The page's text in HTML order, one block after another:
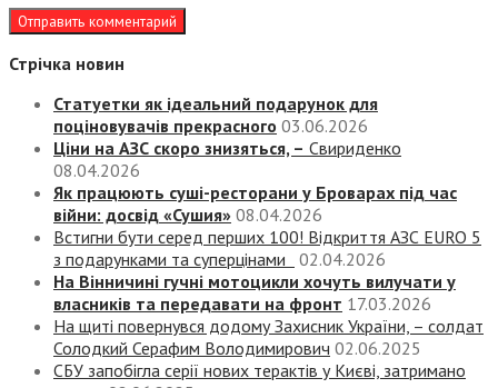
Стрічка новин
Статуетки як ідеальний подарунок для
поціновувачів прекрасного 03.06.2026
Ціни на АЗС скоро знизяться, – Свириденко
08.04.2026
Як працюють суші-ресторани у Броварах під час
війни: досвід «Сушия» 08.04.2026
Встигни бути серед перших 100! Відкриття АЗС EURO 5
з подарунками та суперцінами
02.04.2026
На Вінничині гучні мотоцикли хочуть вилучати у
власників та передавати на фронт 17.03.2026
На щиті повернувся додому Захисник України, – солдат
Солодкий Серафим Володимирович 02.06.2025
СБУ запобігла серії нових терактів у Києві, затримано